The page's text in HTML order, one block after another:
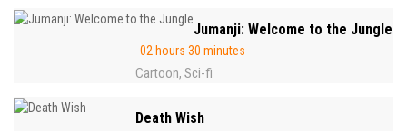
Jumanji: Welcome to the Jungle
02 hours 30 minutes
Cartoon, Sci-fi
Death Wish